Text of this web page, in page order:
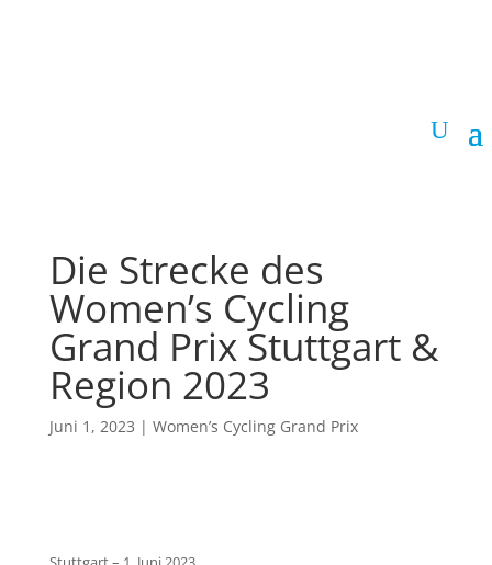
Die Strecke des
Women’s Cycling
Grand Prix Stuttgart &
Region 2023
Juni 1, 2023 | Women’s Cycling Grand Prix